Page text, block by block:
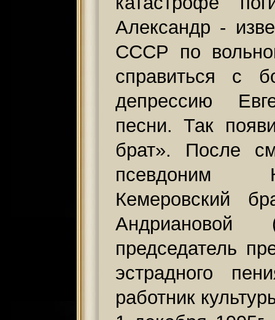
Александр -
СССР по
справиться с
депрессию
песни. Так
брат». После
псевдоним
Кемеровский
Андриановой
председатель
эстрадного
работник